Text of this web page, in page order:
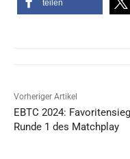
teilen
Vorheriger Artikel
EBTC 2024:
Runde 1 des Matchplay